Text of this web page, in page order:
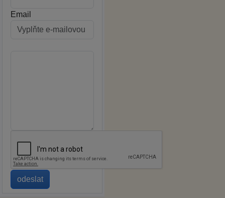
Email